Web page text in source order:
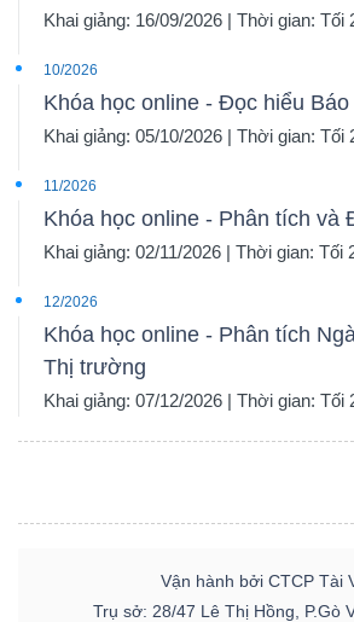
Khai giảng: 16/09/2026 | Thời gian: Tối
10/2026
Khóa học online - Đọc hiểu
Khai giảng: 05/10/2026 | Thời gian: Tối
11/2026
Khóa học online - Phân tích và
Khai giảng: 02/11/2026 | Thời gian: Tối
12/2026
Khóa học online - Phân tích
Thị trường
Khai giảng: 07/12/2026 | Thời gian: Tối
Vận hành bởi CTCP Tài
Trụ sở: 28/47 Lê Thị Hồng, P.Gò